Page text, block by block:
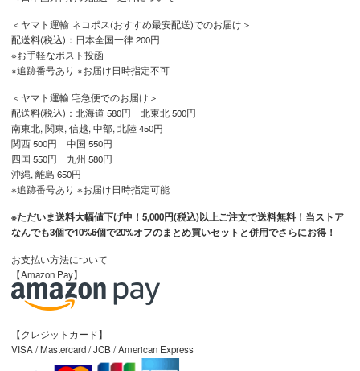
＜ヤマト運輸 ネコポス(おすすめ最安配送)でのお届け＞
配送料(税込)：日本全国一律 200円
※お手軽なポスト投函
※追跡番号あり ※お届け日時指定不可
＜ヤマト運輸 宅急便でのお届け＞
配送料(税込)：北海道 580円 北東北 500円
南東北, 関東, 信越, 中部, 北陸 450円
関西 500円 中国 550円
四国 550円 九州 580円
沖縄, 離島 650円
※追跡番号あり ※お届け日時指定可能
※ただいま送料大幅値下げ中！5,000円(税込)以上ご注文で送料無料！当ストア
なんでも3個で10%6個で20%オフのまとめ買いセットと併用でさらにお得！
お支払い方法について
【Amazon Pay】
【クレジットカード】
VISA / Mastercard / JCB / American Express